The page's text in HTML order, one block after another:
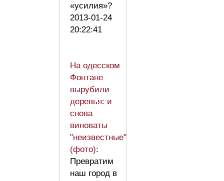
«усилия»?
2013-01-24
20:22:41
На одесском
Фонтане
вырубили
деревья: и
снова
виноваты
"неизвестные"
(фото):
Превратим
наш город в